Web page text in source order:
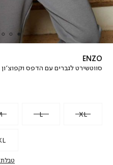
ENZO
סווטשירט לגברים עם הדפס וקפוצ’ון
L XL